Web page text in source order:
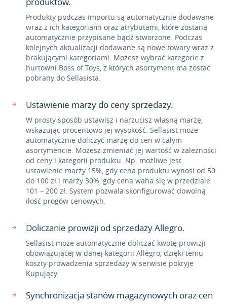
Produkty podczas importu są automatycznie dodawane
wraz z ich kategoriami oraz atrybutami, które zostaną
automatycznie przypisane bądź stworzone. Podczas
kolejnych aktualizacji dodawane są nowe towary wraz z
brakującymi kategoriami. Możesz wybrać kategorie z
hurtowni Boss of Toys, z których asortyment ma zostać
pobrany do Sellasista.
Ustawienie marży do ceny sprzedaży.
W prosty sposób ustawisz i narzucisz własną marżę,
wskazując procentowo jej wysokość. Sellasist może
automatycznie doliczyć marżę do cen w całym
asortymencie. Możesz zmieniać jej wartość w zależności
od ceny i kategorii produktu. Np. możliwe jest
ustawienie marży 15%, gdy cena produktu wynosi od 50
do 100 zł i marży 30%, gdy cena waha się w przedziale
101 – 200 zł. System pozwala skonfigurować dowolną
ilość progów cenowych.
Doliczanie prowizji od sprzedaży Allegro.
Sellasist może automatycznie doliczać kwotę prowizji
obowiązującej w danej kategorii Allegro, dzięki temu
koszty prowadzenia sprzedaży w serwisie pokryje
Kupujący.
Synchronizacja stanów magazynowych oraz cen